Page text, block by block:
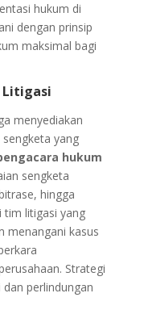
hukum di
dengan prinsip
maksimal bagi
Litigasi
menyediakan
yang
hukum
sengketa
hingga
tim litigasi yang
menangani kasus
Strategi
perlindungan